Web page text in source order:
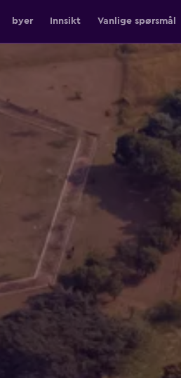
byer Innsikt Vanlige spørsmål